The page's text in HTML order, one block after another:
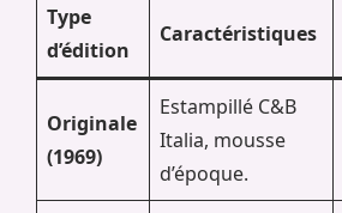
Type
d’édition
Caractéristiques
Originale
(1969)
Estampillé C&B
Italia, mousse
d’époque.